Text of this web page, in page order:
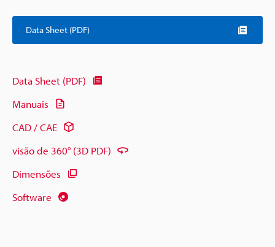
Data Sheet (PDF)
Data Sheet (PDF)
Manuais
CAD / CAE
visão de 360° (3D PDF)
Dimensões
Software